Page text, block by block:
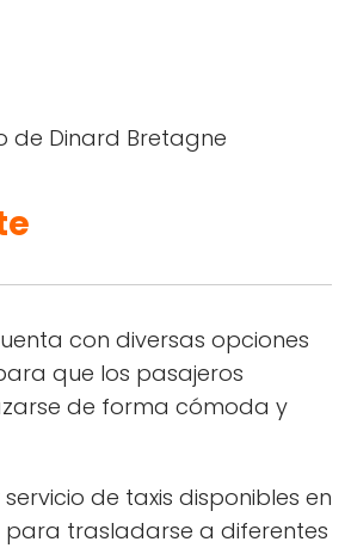
de Dinard Bretagne
con diversas opciones
que los pasajeros
de forma cómoda y
servicio de taxis disponibles en
para trasladarse a diferentes